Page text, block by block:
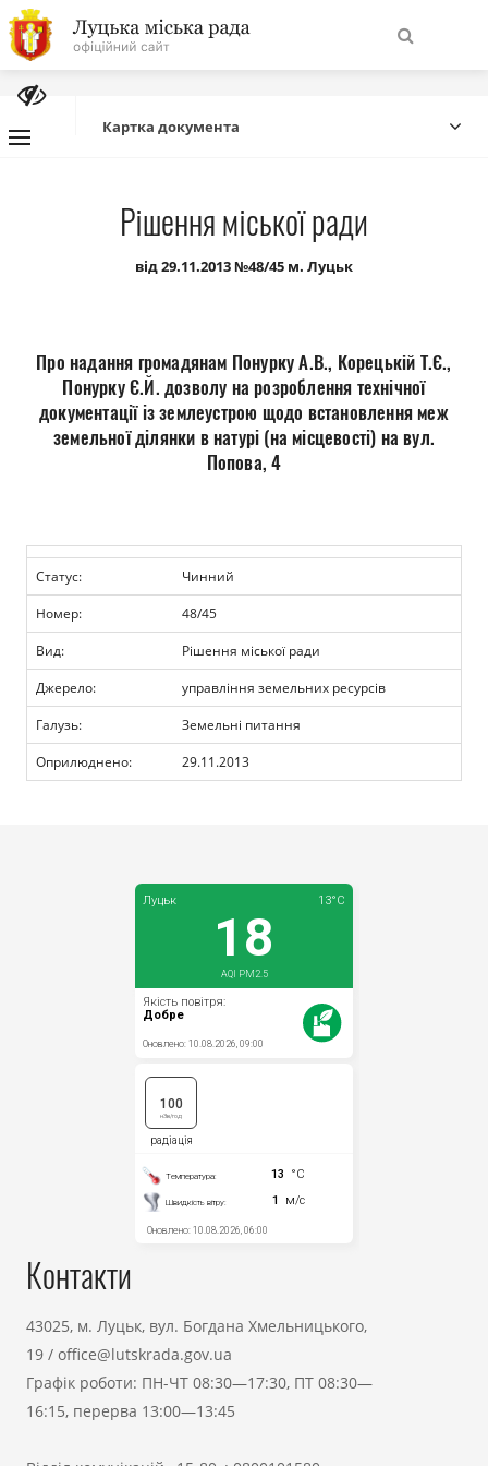
На
головну
сайту
Про місто
Міська влада
Бюджет
Публічна інформація
Документи
Картка документа
Рішення міської ради
від 29.11.2013 №48/45 м. Луцьк
Про надання громадянам Понурку А.В., Корецькій Т.Є.,
Понурку Є.Й. дозволу на розроблення технічної
документації із землеустрою щодо встановлення меж
земельної ділянки в натурі (на місцевості) на вул.
Попова, 4
Статус:
Чинний
Номер:
48/45
Вид:
Рішення міської ради
Джерело:
управління земельних ресурсів
Галузь:
Земельні питання
Оприлюднено:
29.11.2013
Контакти
43025, м. Луцьк, вул. Богдана Хмельницького,
19 / office@lutskrada.gov.ua
Графік роботи: ПН-ЧТ 08:30—17:30, ПТ 08:30—
16:15, перерва 13:00—13:45